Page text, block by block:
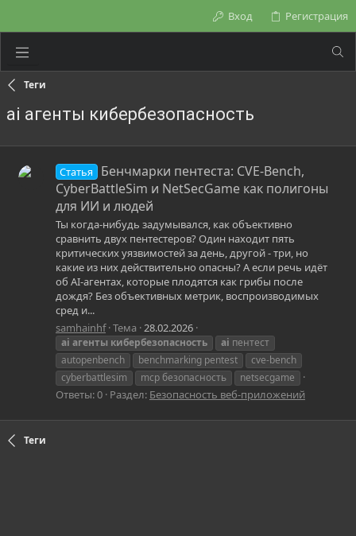
Вход Регистрация
Теги
ai агенты кибербезопасность
Статья
Бенчмарки пентеста: CVE-Bench,
CyberBattleSim и NetSecGame как полигоны
для ИИ и людей
Ты когда-нибудь задумывался, как объективно
сравнить двух пентестеров? Один находит пять
критических уязвимостей за день, другой - три, но
какие из них действительно опасны? А если речь идёт
об AI-агентах, которые плодятся как грибы после
дождя? Без объективных метрик, воспроизводимых
сред и...
samhainhf Тема 28.02.2026
ai агенты кибербезопасность ai пентест
autopenbench
benchmarking pentest
cve-bench
cyberbattlesim
mcp безопасность netsecgame
Ответы: 0 Раздел: Безопасность веб-приложений
Теги